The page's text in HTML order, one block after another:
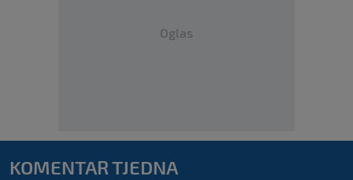
Oglas
KOMENTAR TJEDNA